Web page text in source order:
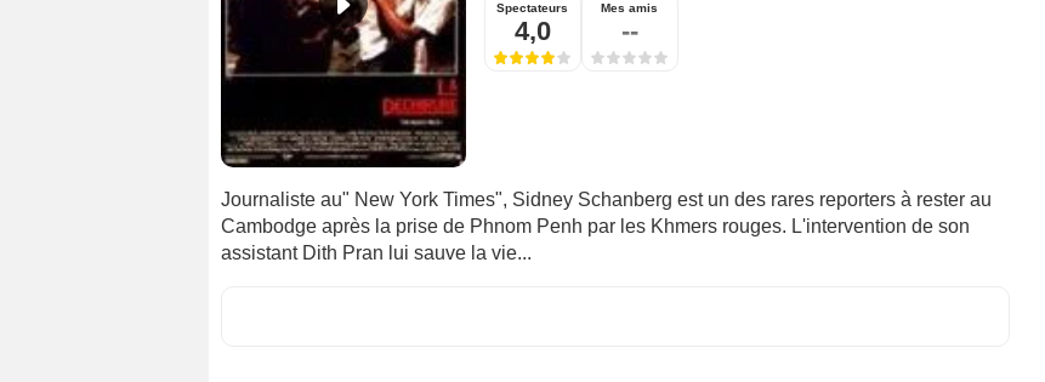
Spectateurs
4,0
Mes amis
--
Journaliste au" New York Times", Sidney Schanberg est un des rares reporters à rester au
Cambodge après la prise de Phnom Penh par les Khmers rouges. L'intervention de son
assistant Dith Pran lui sauve la vie...